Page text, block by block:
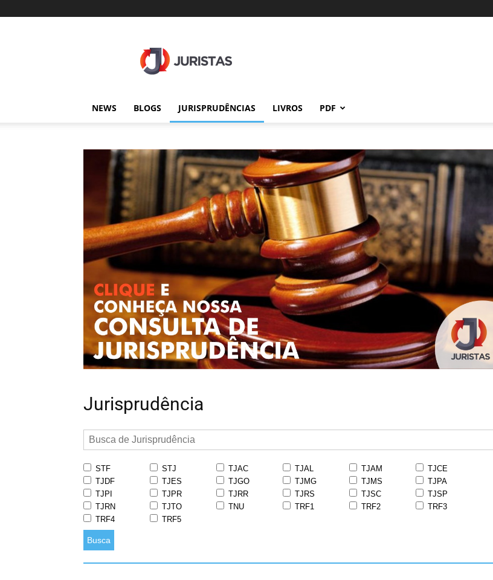
NEWS BLOGS JURISPRUDÊNCIAS LIVROS PDF
Jurisprudência
STF STJ TJAC TJAL TJAM
TJCE
TJDF
TJES TJGO TJMG TJMS
TJPA
TJPI
TJPR TJRR TJRS TJSC
TJSP
TJRN
TJTO TNU TRF1 TRF2
TRF3
TRF4
TRF5
Busca